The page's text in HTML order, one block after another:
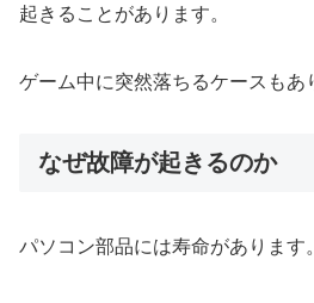
起きることがあります。
ゲーム中に突然落ちるケースもあ
なぜ故障が起きるのか
パソコン部品には寿命があります。